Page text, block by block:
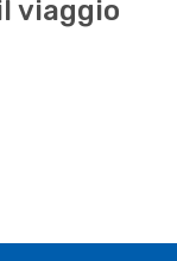
viaggio